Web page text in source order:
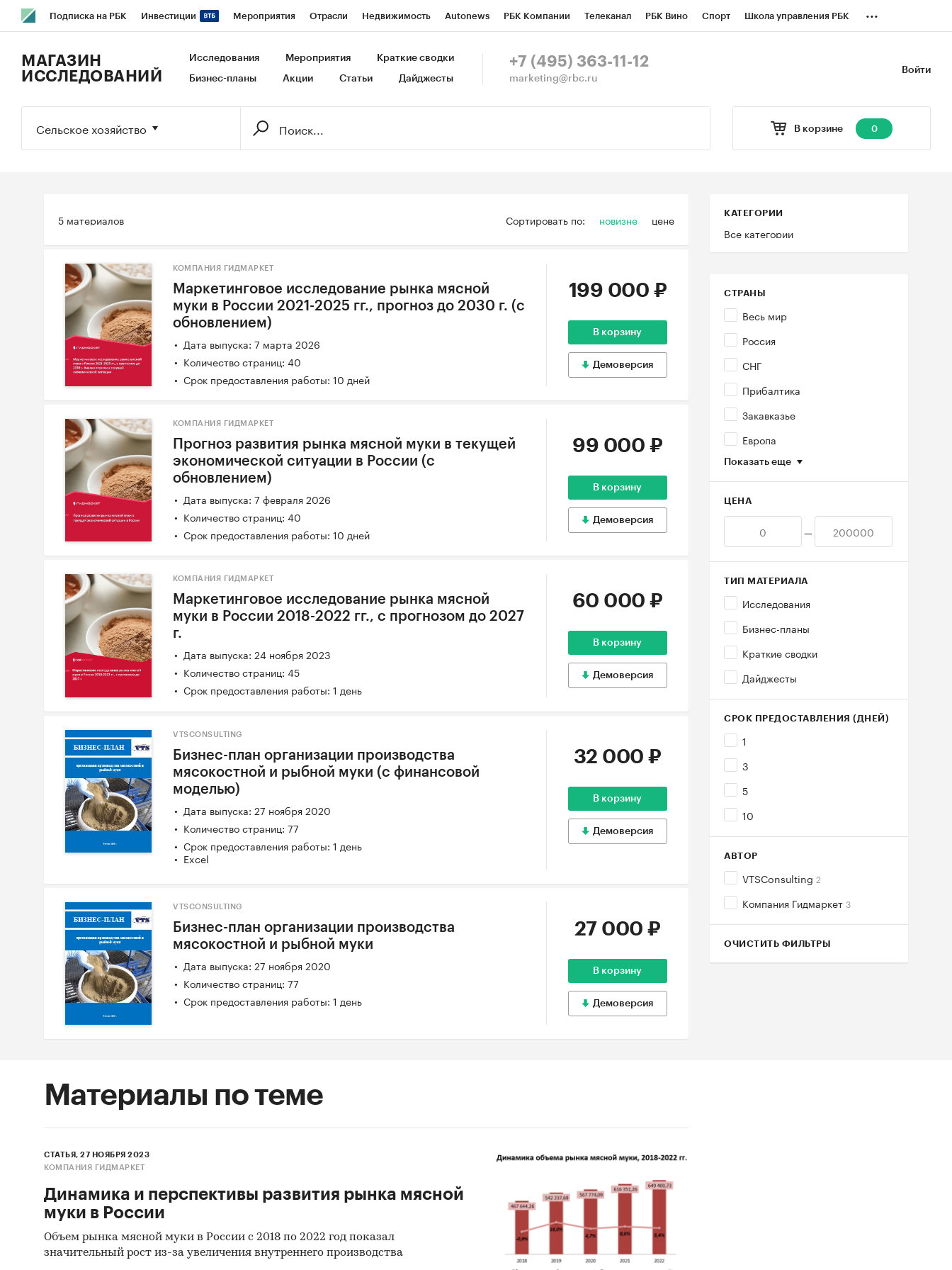
Подписка на РБК Инвестиции Мероприятия Отрасли Недвижимость Autonews РБК Компании Телеканал РБК Вино Спорт Школа управления РБК
Исследования Кредитные рейтинги Франшизы Газета Спецпроекты СПб Конференции СПб Спецпроекты
...
Войти
МАГАЗИН
ИССЛЕДОВАНИЙ
Исследования Мероприятия Краткие сводки
Бизнес-планы Акции Статьи Дайджесты
+7 (495) 363-11-12
marketing@rbc.ru
В корзине 0
Сельское хозяйство
Сортировать по: новизне цене
5 материалов КАТЕГОРИИ
Все категории
СТРАНЫ
Весь мир
Россия
СНГ
Прибалтика
Закавказье
Европа
Показать еще
ЦЕНА
—
ТИП МАТЕРИАЛА
Исследования
Бизнес-планы
Краткие сводки
Дайджесты
СРОК ПРЕДОСТАВЛЕНИЯ (ДНЕЙ)
1
3
5
10
АВТОР
VTSConsulting 2
Компания Гидмаркет 3
ОЧИСТИТЬ ФИЛЬТРЫ
КОМПАНИЯ ГИДМАРКЕТ
Маркетинговое исследование рынка мясной
муки в России 2021-2025 гг., прогноз до 2030 г. (с
обновлением)
Дата выпуска: 7 марта 2026
Количество страниц: 40
Срок предоставления работы: 10 дней
199 000 ₽
В корзину
Демоверсия
КОМПАНИЯ ГИДМАРКЕТ
Прогноз развития рынка мясной муки в текущей
экономической ситуации в России (с
обновлением)
Дата выпуска: 7 февраля 2026
Количество страниц: 40
Срок предоставления работы: 10 дней
99 000 ₽
В корзину
Демоверсия
КОМПАНИЯ ГИДМАРКЕТ
Маркетинговое исследование рынка мясной
муки в России 2018-2022 гг., с прогнозом до 2027
г.
Дата выпуска: 24 ноября 2023
Количество страниц: 45
Срок предоставления работы: 1 день
60 000 ₽
В корзину
Демоверсия
VTSCONSULTING
Бизнес-план организации производства
мясокостной и рыбной муки (с финансовой
моделью)
Дата выпуска: 27 ноября 2020
Количество страниц: 77
Срок предоставления работы: 1 день
Excel
32 000 ₽
В корзину
Демоверсия
VTSCONSULTING
Бизнес-план организации производства
мясокостной и рыбной муки
Дата выпуска: 27 ноября 2020
Количество страниц: 77
Срок предоставления работы: 1 день
27 000 ₽
В корзину
Демоверсия
Материалы по теме
СТАТЬЯ, 27 НОЯБРЯ 2023
КОМПАНИЯ ГИДМАРКЕТ
Динамика и перспективы развития рынка мясной
муки в России
Объем рынка мясной муки в России с 2018 по 2022 год показал
значительный рост из-за увеличения внутреннего производства